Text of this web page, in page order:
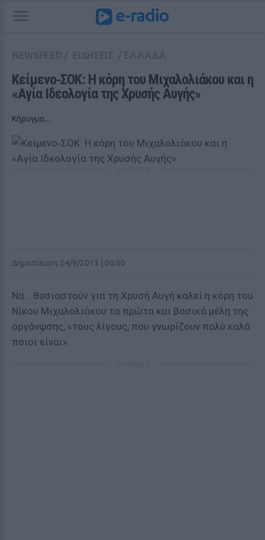
Κείμενο‑ΣΟΚ: Η κόρη του Μιχαλολιάκου και η
«Αγία Ιδεολογία της Χρυσής Αυγής»
Κήρυγμα...
Δημοσίευση 24/9/2013 | 00:00
Να… θυσιαστούν για τη Χρυσή Αυγή καλεί η κόρη του
Νίκου Μιχαλολιάκου τα πρώτα και βασικά μέλη της
οργάνψσης, «τους λίγους, που γνωρίζουν πολύ καλά
ποιοι είναι».